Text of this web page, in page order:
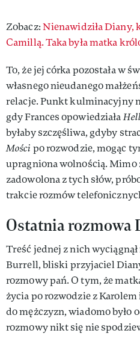
Zobacz:Nienawidziła Diany,
Camillą. Taka była matka
To, że jej córka pozostała w
własnego nieudanego
relacje. Punkt kulminacyjny
gdy Frances opowiedziała
byłaby szczęśliwa, gdyby
Mości po rozwodzie, mogąc
upragniona wolnością. Mimo
zadowolona z tych słów,
trakcie rozmów
Ostatnia rozmowa
Treść jednej z nich
Burrell, bliski przyjaciel
rozmowy pań. O tym, że
życia po rozwodzie z
do mężczyzn, wiadomo było
rozmowy nikt się nie